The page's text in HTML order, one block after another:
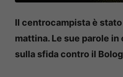
Il centrocampista è
mattina. Le sue parole
sulla sfida contro il